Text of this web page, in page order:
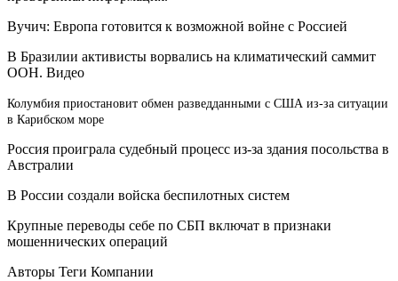
Вучич: Европа готовится к возможной войне с Россией
В Бразилии активисты ворвались на климатический саммит
ООН. Видео
Колумбия приостановит обмен разведданными с США из-за ситуации
в Карибском море
Россия проиграла судебный процесс из-за здания посольства в
Австралии
В России создали войска беспилотных систем
Крупные переводы себе по СБП включат в признаки
мошеннических операций
Авторы Теги Компании